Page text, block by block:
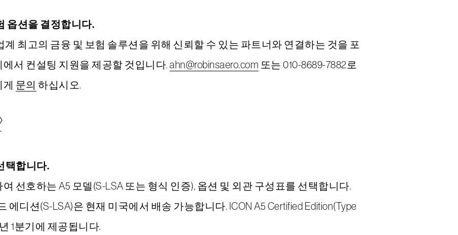
옵션을 결정합니다.
계 최고의 금융 및 보험 솔루션을 위해 신뢰할 수 있는 파트너와 연결하는 것을 포
서 컨설팅 지원을 제공할 것입니다. ahn@robinsaero.com 또는 010-8689-7882로
문의 하십시오.
택합니다.
선호하는 A5 모델(S-LSA 또는 형식 인증), 옵션 및 외관 구성표를 선택합니다.
에디션(S-LSA)은 현재 미국에서 배송 가능합니다. ICON A5 Certified Edition(Type
1분기에 제공됩니다.